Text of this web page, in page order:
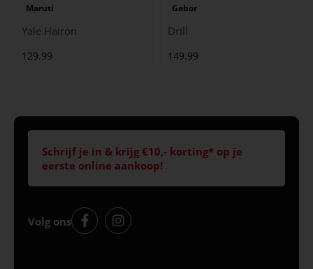
Maruti
Yale Hairon
129.99
Gabor
Drill
149.99
Schrijf je in & krijg €10,- korting* op je
eerste online aankoop!
Volg ons